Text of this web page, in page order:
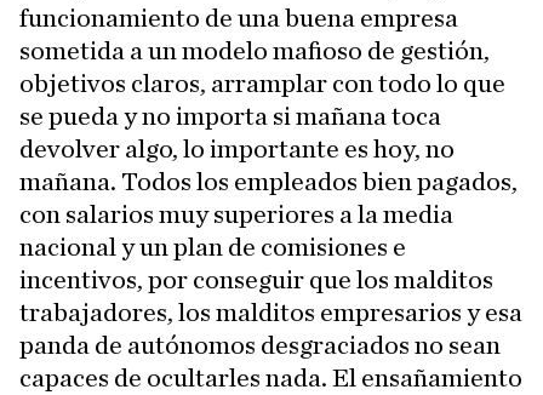
funcionamiento de una buena empresa
sometida a un modelo mafioso de gestión,
objetivos claros, arramplar con todo lo que
se pueda y no importa si mañana toca
devolver algo, lo importante es hoy, no
mañana. Todos los empleados bien pagados,
con salarios muy superiores a la media
nacional y un plan de comisiones e
incentivos, por conseguir que los malditos
trabajadores, los malditos empresarios y esa
panda de autónomos desgraciados no sean
capaces de ocultarles nada. El ensañamiento